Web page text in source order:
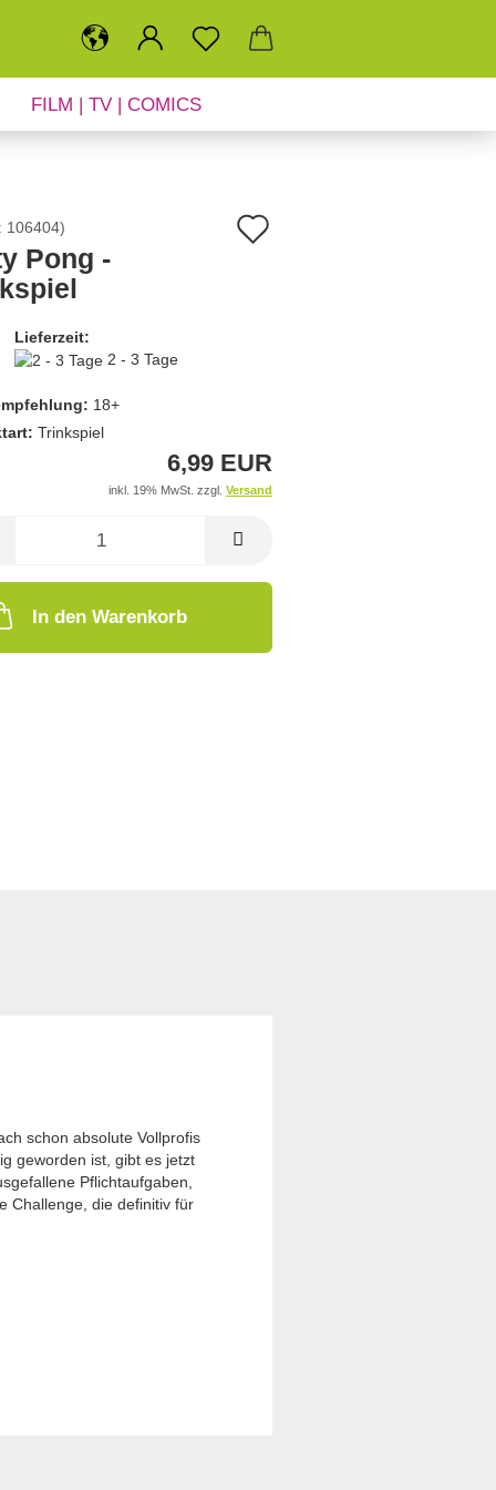
FILM | TV | COMICS
106404)
Pong -
Lieferzeit:
2 - 3 Tage
18+
Trinkspiel
6,99 EUR
inkl. 19% MwSt. zzgl. Versand
In den Warenkorb
schon absolute Vollprofis
geworden ist, gibt es jetzt
Pflichtaufgaben,
Challenge, die definitiv für